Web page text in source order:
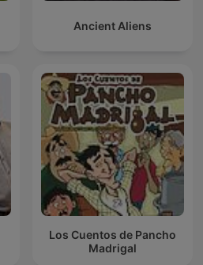
Ancient Aliens
Los Cuentos de Pancho
Madrigal